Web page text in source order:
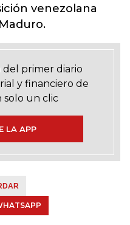
venezolana
del primer diario
y financiero de
solo un clic
LA APP